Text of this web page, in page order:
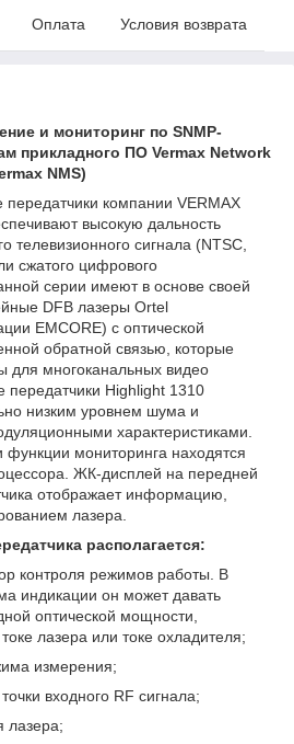
Оплата Условия возврата
и мониторинг по SNMP-
прикладного ПО Vermax Network
NMS)
компании VERMAX
высокую дальность
телевизионного сигнала (NTSC,
сжатого цифрового
серии имеют в основе своей
DFB лазеры Ortel
EMCORE) с оптической
обратной связью, которые
для многоканальных видео
передатчики Highlight 1310
низким уровнем шума и
характеристиками.
мониторинга находятся
ЖК-дисплей на передней
отображает информацию,
лазера.
располагается:
контроля режимов работы. В
индикации он может давать
оптической мощности,
лазера или токе охладителя;
измерения;
входного RF сигнала;
лазера;